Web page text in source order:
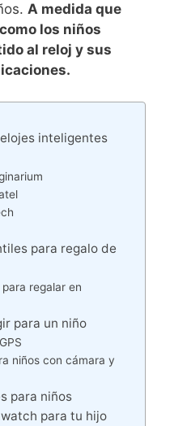
A medida que
los niños
al reloj y sus
inteligentes
para regalo de
regalar en
para un niño
niños con cámara y
para niños
para tu hijo